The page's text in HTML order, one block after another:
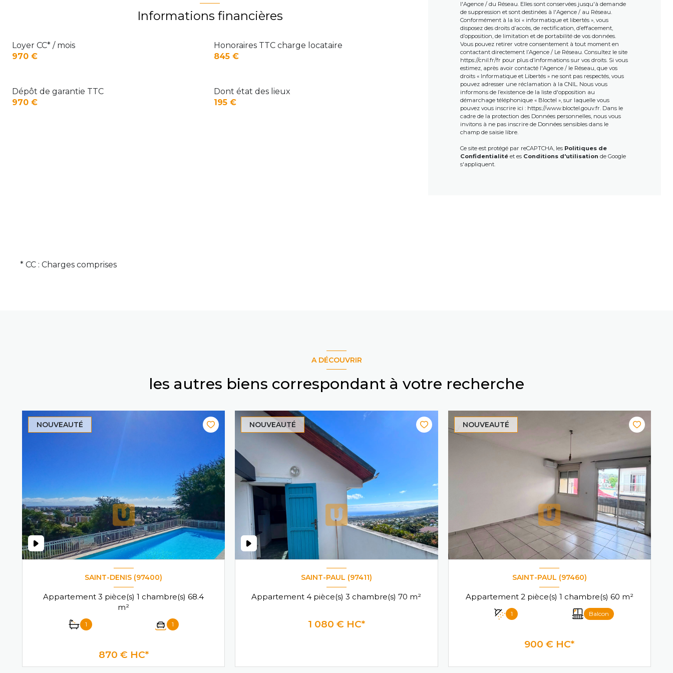
Informations financières
Loyer CC* / mois
970 €
Honoraires TTC charge locataire
845 €
Dont état des lieux
195 €
Dépôt de garantie TTC
970 €
l'Agence / du Réseau. Elles sont conservées jusqu'à demande
de suppression et sont destinées à l'Agence / au Réseau.
Conformément à la loi « informatique et libertés », vous
disposez des droits d’accès, de rectification, d’effacement,
d’opposition, de limitation et de portabilité de vos données.
Vous pouvez retirer votre consentement à tout moment en
contactant directement l’Agence / Le Réseau. Consultez le site
https://cnil.fr/fr pour plus d’informations sur vos droits. Si vous
estimez, après avoir contacté l'Agence / le Réseau, que vos
droits « Informatique et Libertés » ne sont pas respectés, vous
pouvez adresser une réclamation à la CNIL. Nous vous
informons de l’existence de la liste d'opposition au
démarchage téléphonique « Bloctel », sur laquelle vous
pouvez vous inscrire ici : https://www.bloctel.gouv.fr. Dans le
cadre de la protection des Données personnelles, nous vous
invitons à ne pas inscrire de Données sensibles dans le
champ de saisie libre.
Ce site est protégé par reCAPTCHA, les Politiques de
Confidentialitéet es Conditions d'utilisation de Google
s'appliquent.
* CC : Charges comprises
A DÉCOUVRIR
les autres biens correspondant à votre recherche
NOUVEAUTÉ
SAINT-DENIS (97400)
Appartement 3 pièce(s) 1 chambre(s) 68.4
m²
1 1
870 € HC*
VOIR LE BIEN
NOUVEAUTÉ
SAINT-PAUL (97411)
Appartement 4 pièce(s) 3 chambre(s) 70 m²
1 080 € HC*
NOUVEAUTÉ
SAINT-PAUL (97460)
Appartement 2 pièce(s) 1 chambre(s) 60 m²
1 Balcon
900 € HC*